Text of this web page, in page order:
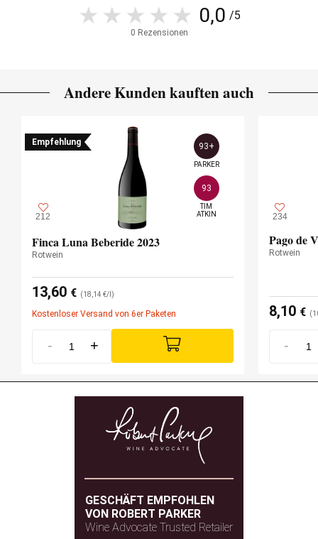
0,0 /5
0 Rezensionen
Andere Kunden kauften auch
Empfehlung
212
93+
PARKER
93
TIM
ATKIN
Finca Luna Beberide 2023
Rotwein
13,60 € (18,14 €/l)
Kostenloser Versand von 6er Paketen
- +
234
Pago de
Rotwein
8,10 €
-
GESCHÄFT EMPFOHLEN
VON ROBERT PARKER
Wine Advocate Trusted Retailer